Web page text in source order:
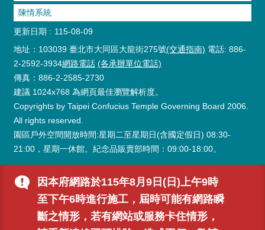
因本府網路於115年8月9日(日)上午9時
至下午6時進行施工，屆時可能有網路瞬
斷之情形，若有網站或服務卡住情形，
陳情系統
更新日期
115-08-09
地址：103039 臺北市大同區大龍街275號(交通指南) 電話: 886-
2-2592-3934網路電話 (各承辦單位電話)
傳真：886-2-2585-2730
建議 1024x768 為網頁最佳瀏覽解析度。
Copyrights by Taipei Confucius Temple Governing Board 2006.
All rights reserved.
園區戶外空間開放時間:星期二至星期日(含國定假日) 08:30-
21:00，星期一休館。紀念品販賣部時間：09:00-18:00。